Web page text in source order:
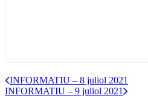
INFORMATIU – 8 juliol 2021
INFORMATIU – 9 juliol 2021